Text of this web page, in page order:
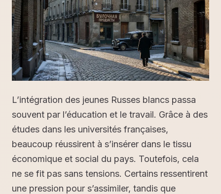
L’intégration des jeunes Russes blancs passa
souvent par l’éducation et le travail. Grâce à des
études dans les universités françaises,
beaucoup réussirent à s’insérer dans le tissu
économique et social du pays. Toutefois, cela
ne se fit pas sans tensions. Certains ressentirent
une pression pour s’assimiler, tandis que